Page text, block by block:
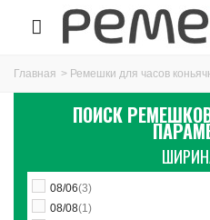
Главная > Ремешки для часов
ПОИСК
08/06(3)
08/08(1)